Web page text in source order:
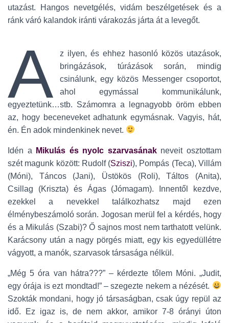
utazást. Hangos nevetgélés, vidám beszélgetések és a
ránk váró kalandok iránti várakozás járta át a levegőt.
A
z ilyen, és ehhez hasonló közös utazások,
bringázások, túrázások során, mindig
csinálunk, egy közös Messenger csoportot,
ahol egymással kommunikálunk,
egyeztetünk…stb. Számomra a legnagyobb öröm ebben
az, hogy beceneveket adhatunk egymásnak. Vagyis, hát,
én. Én adok mindenkinek nevet.
Idén a Mikulás és nyolc szarvasánakneveit osztottam
szét magunk között: Rudolf (Sziszi), Pompás (Teca), Villám
(Móni), Táncos (Jani), Üstökös (Roli), Táltos (Anita),
Csillag (Kriszta) és Ágas (Jómagam). Innentől kezdve,
ezekkel a nevekkel találkozhatsz majd ezen
élménybeszámoló során. Jogosan merül fel a kérdés, hogy
és a Mikulás (Szabi)? Ő sajnos most nem tarthatott velünk.
Karácsony után a nagy pörgés miatt, egy kis egyedüllétre
vágyott, a manók, szarvasok társasága nélkül.
„Még 5 óra van hátra???” – kérdezte tőlem Móni. „Judit,
egy órája is ezt mondtad!” – szegezte nekem a nézését.
Szokták mondani, hogy jó társaságban, csak úgy repül az
idő. Ez igaz is, de nem akkor, amikor 7-8 órányi úton